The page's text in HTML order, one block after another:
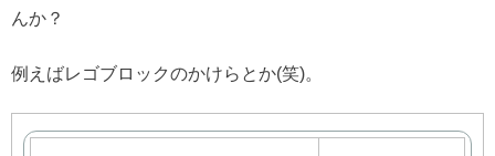
んか？
例えばレゴブロックのかけらとか(笑)。